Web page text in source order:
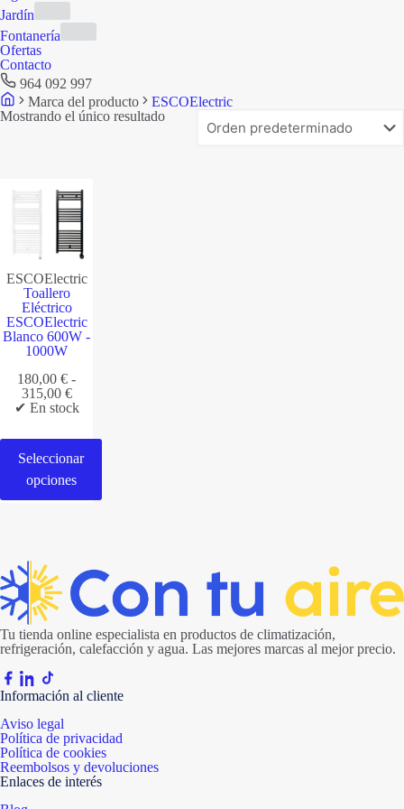
Jardín
Fontanería
Ofertas
Contacto
964 092 997
Marca del producto
ESCOElectric
Mostrando el único resultado
ESCOElectric
Toallero
Eléctrico
ESCOElectric
Blanco 600W -
1000W
180,00€ -
315,00 €Rango
de
desde
hasta
315,00 €
✔ En stock
Seleccionar
opciones
variantes.
Las
opciones
se
pueden
elegir
en
la
página
de
Tu tienda online especialista en productos de climatización,
refrigeración, calefacción y agua. Las mejores marcas al mejor precio.
Información al cliente
Aviso legal
Política de privacidad
Política de cookies
Reembolsos y devoluciones
Enlaces de interés